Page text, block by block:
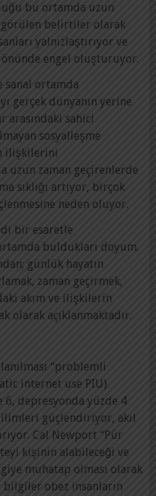
bu ortamda uzun
görülen belirtiler olarak
yalnızlaştırıyor ve
engel oluşturuyor.
ortamda
gerçek dünyanın yerine
arasındaki sahici
sosyalleşme
ilişkilerini
uzun zaman geçirenlerde
sıklığı artıyor, birçok
neden oluyor.
bir esaretle
buldukları doyum.
günlük hayatın
zaman geçirmek,
akım ve ilişkilerin
olarak açıklanmaktadır.
“problemli
internet use PIU)
depresyonda yüzde 4
güçlendiriyor, akıl
Cal Newport “Pür
kişinin alabileceği ve
muhatap olması olarak
bilgiler obez insanların